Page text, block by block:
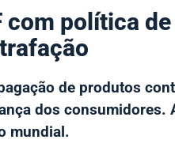
com política
de produtos
dos consumidores.
mundial.